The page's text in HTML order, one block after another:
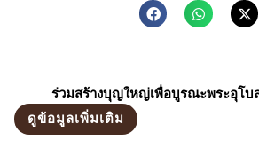
ร่วมสร้างบุญใหญ่เพื่อบูรณะพระอุโบ
ดูข้อมูลเพิ่มเติม